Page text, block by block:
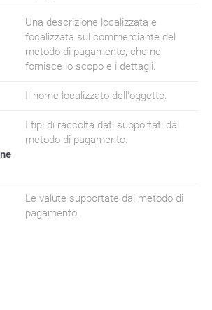
Una descrizione localizzata e
focalizzata sul commerciante del
metodo di pagamento, che ne
fornisce lo scopo e i dettagli.
Il nome localizzato dell'oggetto.
I tipi di raccolta dati supportati dal
metodo di pagamento.
Le valute supportate dal metodo di
pagamento.